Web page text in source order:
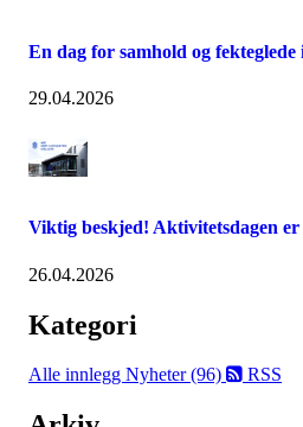
En dag for samhold og
29.04.2026
Viktig beskjed! Aktivitetsdagen
26.04.2026
Kategori
Alle innlegg Nyheter (96) RSS